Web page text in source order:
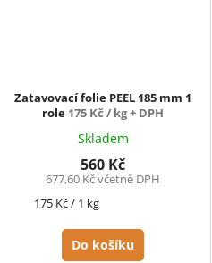
Zatavovací folie PEEL 185 mm 1
role 175 Kč / kg + DPH
Skladem
677,60 Kč včetně DPH
560 Kč
Měrná
175 Kč / 1 kg
Do košíku